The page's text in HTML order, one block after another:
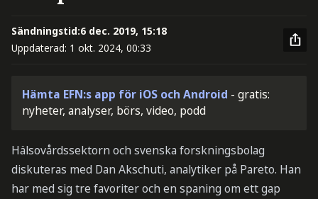
Sändningstid:6 dec. 2019, 15:18
Uppdaterad: 1 okt. 2024, 00:33
Hämta EFN:s app för iOS och Android - gratis:
nyheter, analyser, börs, video, podd
Hälsovårdssektorn och svenska forskningsbolag
diskuteras med Dan Akschuti, analytiker på Pareto. Han
har med sig tre favoriter och en spaning om ett gap